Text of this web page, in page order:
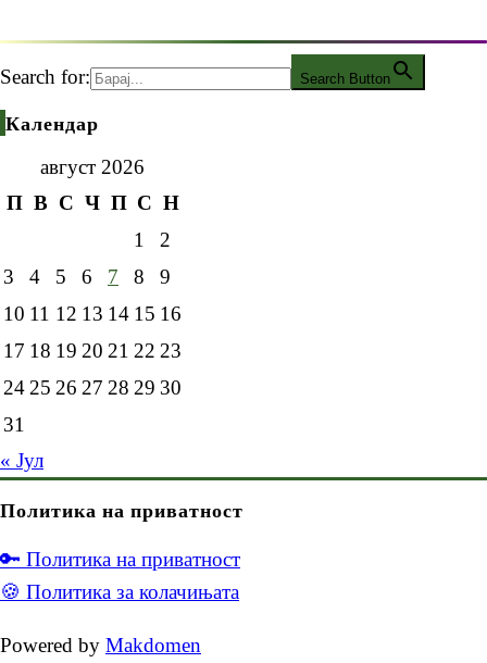
Search for: Search Button
Календар
август 2026
П В С Ч П С Н
1
2
3
4 5 6 7 8
9
10 11 12 13 14 15 16
17 18 19 20 21 22 23
2425 26 27 28 29 30
31
« Јул
Политика на приватност
🔑 Политика на приватност
🍪 Политика за колачињата
Powered by Makdomen